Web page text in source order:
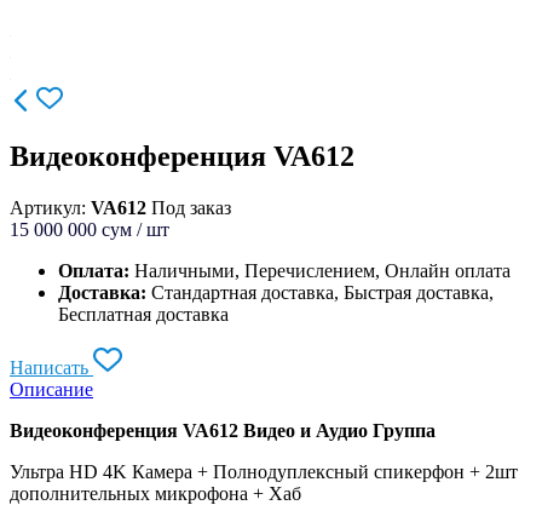
Видеоконференция VA612
Артикул: VA612 Под заказ
15 000 000 сум / шт
Оплата: Наличными, Перечислением, Онлайн оплата
Доставка: Стандартная доставка, Быстрая доставка,
Бесплатная доставка
Написать
Описание
Видеоконференция VA612 Видео и Аудио Группа
Ультра HD 4K Камера + Полнодуплексный спикерфон + 2шт
дополнительных микрофона + Хаб